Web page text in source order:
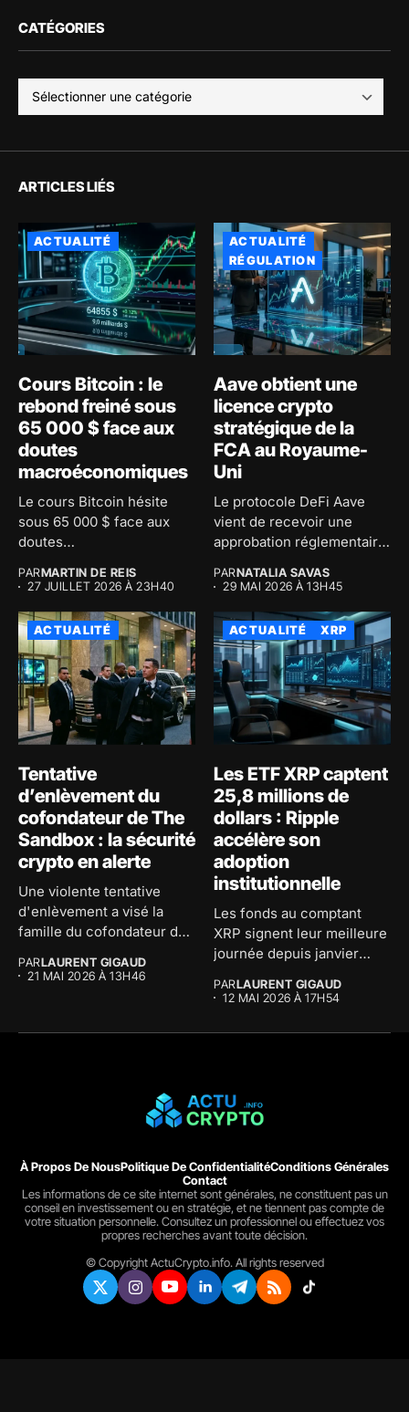
CATÉGORIES
ARTICLES LIÉS
ACTUALITÉ
Cours Bitcoin : le
rebond freiné sous
65 000 $ face aux
doutes
macroéconomiques
Le cours Bitcoin hésite
sous 65 000 $ face aux
doutes
PARMARTIN DE REIS
27 JUILLET 2026 À 23H40
ACTUALITÉ
RÉGULATION
Aave obtient une
licence crypto
stratégique de la
FCA au Royaume-
Uni
Le protocole DeFi Aave
vient de recevoir une
approbation réglementaire
PARNATALIA SAVAS
29 MAI 2026 À 13H45
ACTUALITÉ
Tentative
d’enlèvement du
cofondateur de The
Sandbox : la sécurité
crypto en alerte
Une violente tentative
d'enlèvement a visé la
famille du cofondateur de
PARLAURENT GIGAUD
21 MAI 2026 À 13H46
ACTUALITÉ XRP
Les ETF XRP captent
25,8 millions de
dollars : Ripple
accélère son
adoption
institutionnelle
Les fonds au comptant
XRP signent leur meilleure
journée depuis janvier
PARLAURENT GIGAUD
12 MAI 2026 À 17H54
À Propos De NousPolitique De ConfidentialitéConditions Générales
Contact
Les informations de ce site internet sont générales, ne constituent pas un
conseil en investissement ou en stratégie, et ne tiennent pas compte de
votre situation personnelle. Consultez un professionnel ou effectuez vos
propres recherches avant toute décision.
© Copyright ActuCrypto.info. All rights reserved